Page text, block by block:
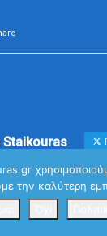
with Nea
University of
την καλύτερη